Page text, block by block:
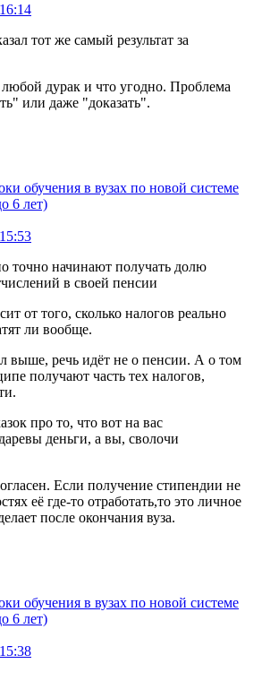
тот же самый результат за
дурак и что угодно. Проблема
или даже "доказать".
обучения в вузах по новой системе
6 лет)
точно начинают получать долю
в своей пенсии
от того, сколько налогов реально
ли вообще.
выше, речь идёт не о пенсии. А о том
получают часть тех налогов,
про то, что вот на вас
деньги, а вы, сволочи
Если получение стипендии не
её где-то отработать,то это личное
после окончания вуза.
обучения в вузах по новой системе
6 лет)